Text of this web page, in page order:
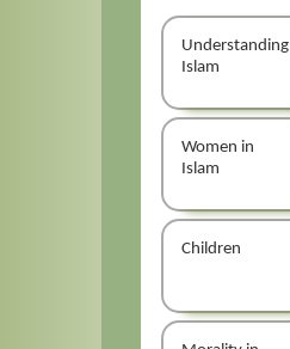
Understanding
Islam
Women in
Islam
Children